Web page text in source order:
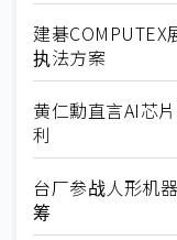
建碁
执法方案
黄仁勳直言AI芯
利
台厂参战人形机
筹